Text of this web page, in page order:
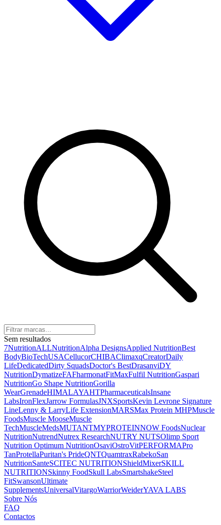
Sem resultados
7NutritionALLNutritionAlpha DesignsApplied NutritionBest
BodyBioTechUSACellucorCHIBAClimaxqCreatorDaily
LifeDedicatedDirty SquadsDoctor's BestDrasanviDY
NutritionDymatizeFAFharmonatFitMaxFulfil NutritionGaspari
NutritionGo Shape NutritionGorilla
WearGrenadeHIMALAYAHTPharmaceuticalsInsane
LabsIronFlexJarrow FormulasJNXSportsKevin Levrone Signature
LineLenny & LarryLife ExtensionMARSMax Protein MHPMuscle
FoodsMuscle MooseMuscle
TechMuscleMedsMUTANTMYPROTEINNOW FoodsNuclear
NutritionNutrendNutrex ResearchNUTRY NUTSOlimp Sport
Nutrition Optimum NutritionOsaviOstroVitPERFORMAPro
TanProtellaPuritan's PrideQNTQuamtraxRabekoSan
NutritionSanteSCITEC NUTRITIONShieldMixerSKILL
NUTRITIONSkinny FoodSkull LabsSmartshakeSteel
FitSwansonUltimate
SupplementsUniversalVitargoWarriorWeiderYAVA LABS
Sobre Nós
FAQ
Contactos